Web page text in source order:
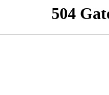
504